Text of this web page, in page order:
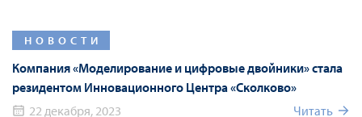
НОВОСТИ
Компания «Моделирование и цифровые двойники» стала
резидентом Инновационного Центра «Сколково»
22 декабря, 2023
Читать